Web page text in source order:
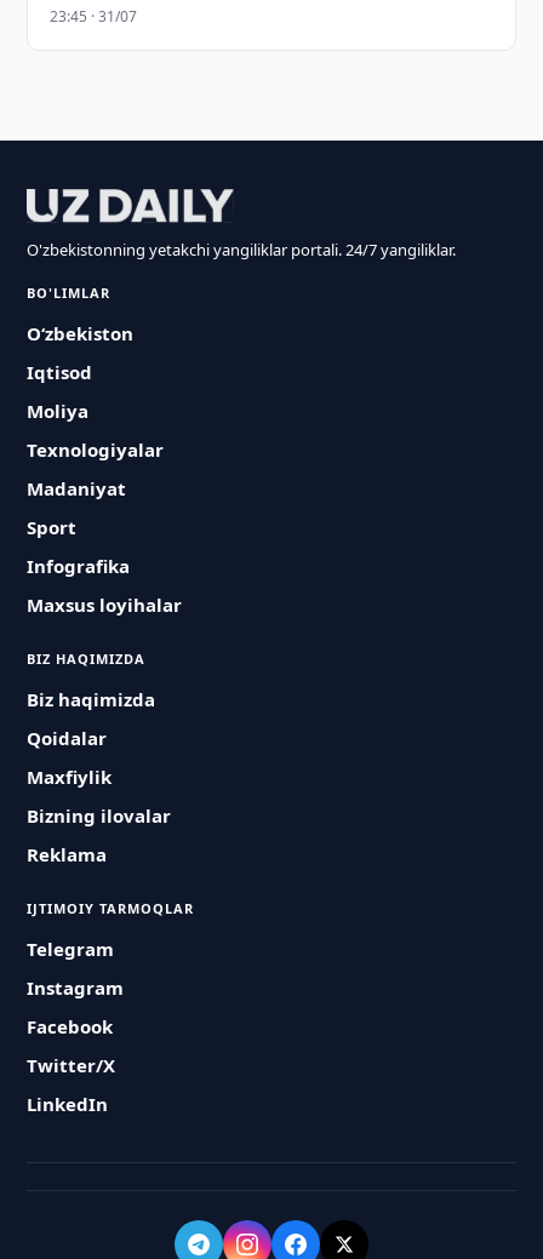
23:45 · 31/07
O'zbekistonning yetakchi yangiliklar portali. 24/7 yangiliklar.
BO'LIMLAR
O‘zbekiston
Iqtisod
Moliya
Texnologiyalar
Madaniyat
Sport
Infografika
Maxsus loyihalar
BIZ HAQIMIZDA
Biz haqimizda
Qoidalar
Maxfiylik
Bizning ilovalar
Reklama
IJTIMOIY TARMOQLAR
Telegram
Instagram
Facebook
Twitter/X
LinkedIn